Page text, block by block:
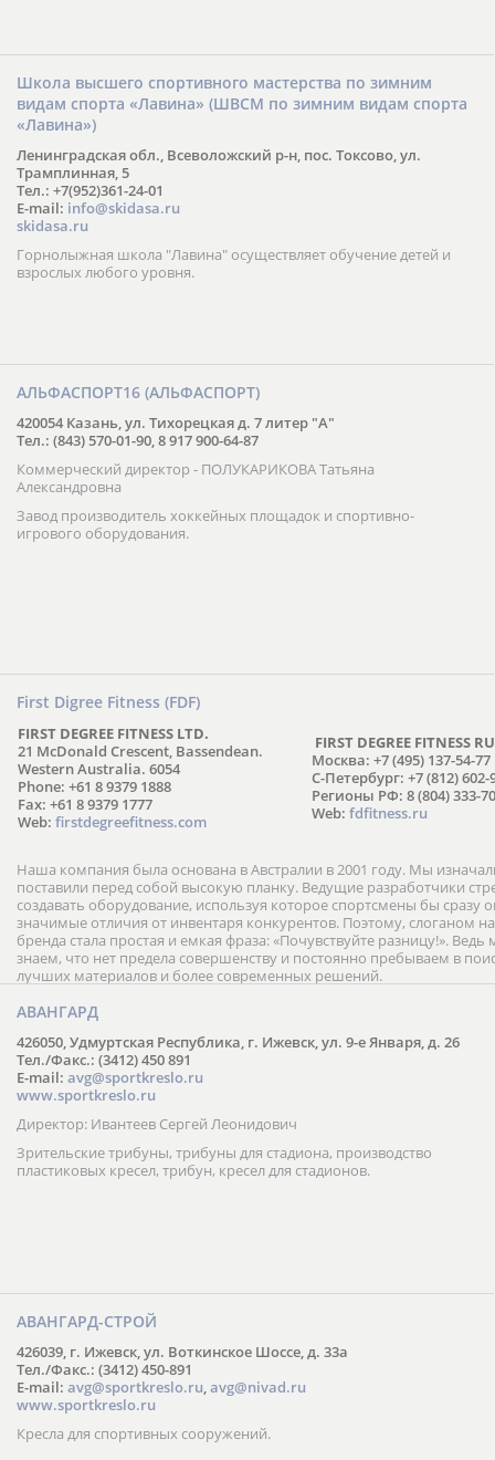
Школа высшего спортивного мастерства по зимним
видам спорта «Лавина» (ШВСМ по зимним видам спорта
«Лавина»)
Ленинградская обл., Всеволожский р-н, пос. Токсово, ул.
Трамплинная, 5
Тел.: +7(952)361-24-01
E-mail: info@skidasa.ru
skidasa.ru
Горнолыжная школа "Лавина" осуществляет обучение детей и
взрослых любого уровня.
АЛЬФАСПОРТ16 (АЛЬФАСПОРТ)
420054 Казань, ул. Тихорецкая д. 7 литер "А"
Тел.: (843) 570-01-90, 8 917 900-64-87
Коммерческий директор - ПОЛУКАРИКОВА Татьяна
Александровна
Завод производитель хоккейных площадок и спортивно-
игрового оборудования.
First Digree Fitness (FDF)
FIRST DEGREE FITNESS LTD.
21 McDonald Crescent, Bassendean.
Western Australia. 6054
Phone: +61 8 9379 1888
Fax: +61 8 9379 1777
Web: firstdegreefitness.com
FIRST DEGREE FITNESS
Москва: +7 (495) 137-54-77
С-Петербург: +7 (812) 602-
Регионы РФ: 8 (804) 333-
Web: fdfitness.ru
Наша компания была основана в Австралии в 2001 году. Мы
поставили перед собой высокую планку. Ведущие разработчики
создавать оборудование, используя которое спортсмены бы сразу
значимые отличия от инвентаря конкурентов. Поэтому, слоганом
бренда стала простая и емкая фраза: «Почувствуйте разницу!».
знаем, что нет предела совершенству и постоянно пребываем в
лучших материалов и более современных решений.
АВАНГАРД
426050, Удмуртская Республика, г. Ижевск, ул. 9-е Января, д. 26
Тел./Факс.: (3412) 450 891
E-mail: avg@sportkreslo.ru
www.sportkreslo.ru
Директор: Ивантеев Сергей Леонидович
Зрительские трибуны, трибуны для стадиона, производство
пластиковых кресел, трибун, кресел для стадионов.
АВАНГАРД-СТРОЙ
426039, г. Ижевск, ул. Воткинское Шоссе, д. 33а
Тел./Факс.: (3412) 450-891
E-mail: avg@sportkreslo.ru,avg@nivad.ru
www.sportkreslo.ru
Кресла для спортивных сооружений.